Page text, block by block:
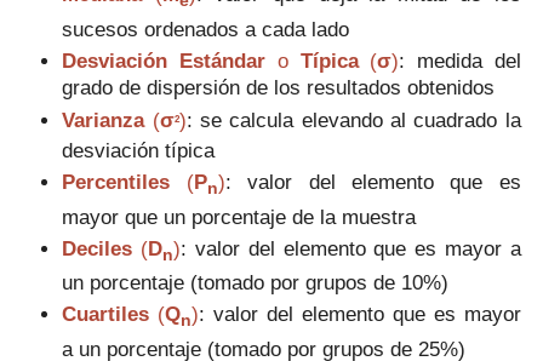
sucesos ordenados a cada lado
Desviación Estándar o Típica (σ): medida del
grado de dispersión de los resultados obtenidos
Varianza (σ2): se calcula elevando al cuadrado la
desviación típica
Percentiles (Pn): valor del elemento que es
mayor que un porcentaje de la muestra
Deciles (Dn): valor del elemento que es mayor a
un porcentaje (tomado por grupos de 10%)
Cuartiles (Qn): valor del elemento que es mayor
a un porcentaje (tomado por grupos de 25%)